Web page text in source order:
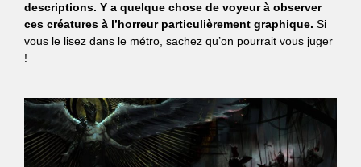
descriptions. Y a quelque chose de voyeur à observer
ces créatures à l’horreur particulièrement graphique. Si
vous le lisez dans le métro, sachez qu’on pourrait vous juger
!